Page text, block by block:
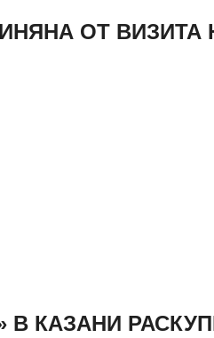
ОТ ВИЗИТА
КАЗАНИ